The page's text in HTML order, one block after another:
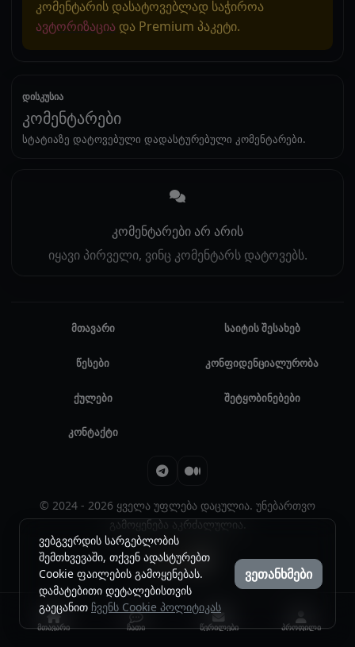
კომენტარის დასატოვებლად საჭიროა
ავტორიზაცია და Premium პაკეტი.
დისკუსია
კომენტარები
სტატიაზე დატოვებული დადასტურებული კომენტარები.
კომენტარები არ არის
იყავი პირველი, ვინც კომენტარს დატოვებს.
მთავარი საიტის შესახებ
წესები კონფიდენციალურობა
ქულები შეტყობინებები
კონტაქტი
© 2024 - 2026 ყველა უფლება დაცულია. უნებართვო
გამოყენება აკრძალულია.
ვებგვერდის სარგებლობის
შემთხვევაში, თქვენ ადასტურებთ
Cookie ფაილების გამოყენებას.
დამატებითი დეტალებისთვის
გაეცანით ჩვენს Cookie პოლიტიკას
ვეთანხმები
მთავარი ჩათი წერილები პროფილი